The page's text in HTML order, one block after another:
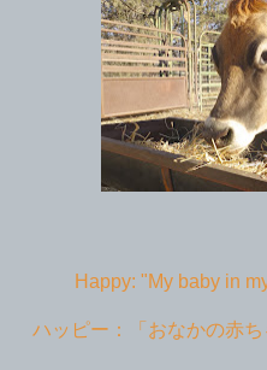
Happy: "My baby in
ハッピー：「おなかの赤ち